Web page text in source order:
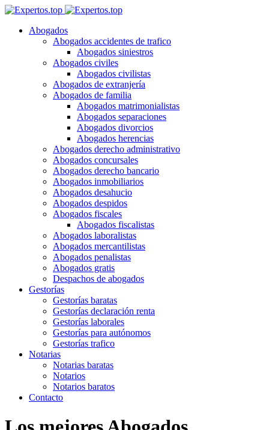
Abogados
Abogados accidentes de trafico
Abogados siniestros
Abogados civiles
Abogados civilistas
Abogados de extranjería
Abogados de familia
Abogados matrimonialistas
Abogados separaciones
Abogados divorcios
Abogados herencias
Abogados derecho administrativo
Abogados concursales
Abogados derecho bancario
Abogados inmobiliarios
Abogados desahucio
Abogados despidos
Abogados fiscales
Abogados fiscalistas
Abogados laboralistas
Abogados mercantilistas
Abogados penalistas
Abogados gratis
Despachos de abogados
Gestorías
Gestorías baratas
Gestorías declaración renta
Gestorías laborales
Gestorías para autónomos
Gestorías trafico
Notarias
Notarias baratas
Notarios
Notarios baratos
Contacto